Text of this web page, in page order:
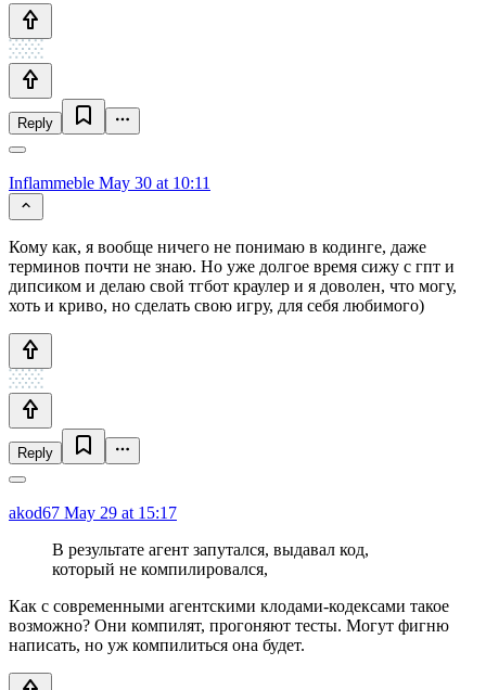
Reply
Inflammeble May 30 at 10:11
Кому как, я вообще ничего не понимаю в кодинге, даже
терминов почти не знаю. Но уже долгое время сижу с гпт и
дипсиком и делаю свой тгбот краулер и я доволен, что могу,
хоть и криво, но сделать свою игру, для себя любимого)
Reply
akod67 May 29 at 15:17
В результате агент запутался, выдавал код,
который не компилировался,
Как с современными агентскими клодами-кодексами такое
возможно? Они компилят, прогоняют тесты. Могут фигню
написать, но уж компилиться она будет.